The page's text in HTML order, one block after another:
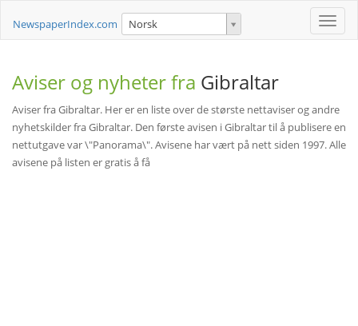
Toggle
NewspaperIndex.com Norsk
Aviser og nyheter fra Gibraltar
Aviser fra Gibraltar. Her er en liste over de største nettaviser og andre
nyhetskilder fra Gibraltar. Den første avisen i Gibraltar til å publisere en
nettutgave var \"Panorama\". Avisene har vært på nett siden 1997. Alle
avisene på listen er gratis å få